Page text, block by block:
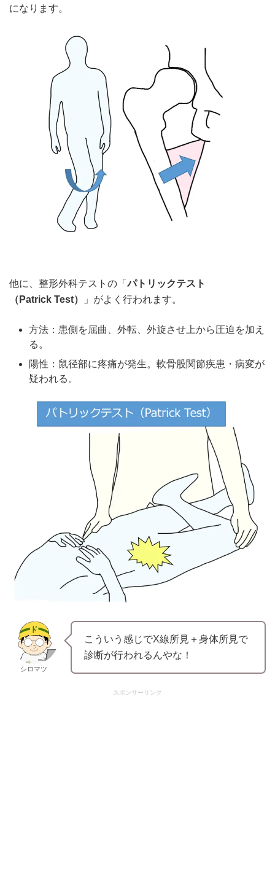
になります。
他に、整形外科テストの「パトリックテスト
（ Patrick Test） 」がよく行われます。
方法：患側を屈曲、外転、外旋させ上から圧迫を加え
る。
陽性：鼠径部に疼痛が発生。軟骨股関節疾患・病変が
疑われる。
シロマツ
こういう感じでX線所見＋身体所見で
診断が行われるんやな！
スポンサーリンク